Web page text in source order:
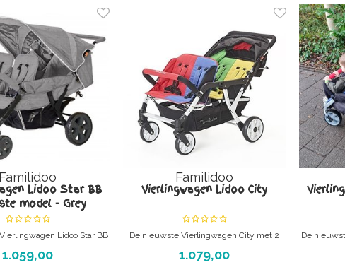
Familidoo
Lidoo Star BB
model - Grey
Lidoo Star BB
+ NU IN GRIJS!
nieuwste versie bij
1.059,00
Familidoo
Vierlingwagen Lidoo City
De nieuwste Vierlingwagen City met 2
bankjes
Altijd de nieuwste versie bij
1.079,00
De